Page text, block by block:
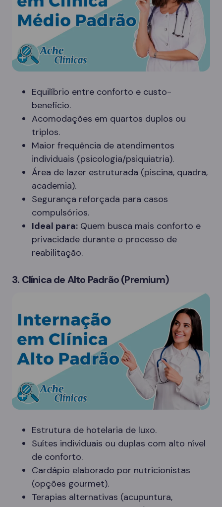
Equilíbrio entre conforto e custo-
benefício.
Acomodações em quartos duplos ou
triplos.
Maior frequência de atendimentos
individuais (psicologia/psiquiatria).
Área de lazer estruturada (piscina, quadra,
academia).
Segurança reforçada para casos
compulsórios.
Ideal para: Quem busca mais conforto e
privacidade durante o processo de
reabilitação.
3. Clínica de Alto Padrão (Premium)
Estrutura de hotelaria de luxo.
Suítes individuais ou duplas com alto nível
de conforto.
Cardápio elaborado por nutricionistas
(opções gourmet).
Terapias alternativas (acupuntura,